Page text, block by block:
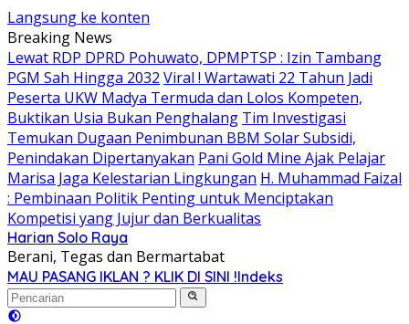
Langsung ke konten
Breaking News
Lewat RDP DPRD Pohuwato, DPMPTSP : Izin Tambang
PGM Sah Hingga 2032 Viral ! Wartawati 22 Tahun Jadi
Peserta UKW Madya Termuda dan Lolos Kompeten,
Buktikan Usia Bukan Penghalang Tim Investigasi
Temukan Dugaan Penimbunan BBM Solar Subsidi,
Penindakan Dipertanyakan Pani Gold Mine Ajak Pelajar
Marisa Jaga Kelestarian Lingkungan H. Muhammad Faizal
: Pembinaan Politik Penting untuk Menciptakan
Kompetisi yang Jujur dan Berkualitas
Harian Solo Raya
Berani, Tegas dan Bermartabat
MAU PASANG IKLAN ? KLIK DI SINI !Indeks